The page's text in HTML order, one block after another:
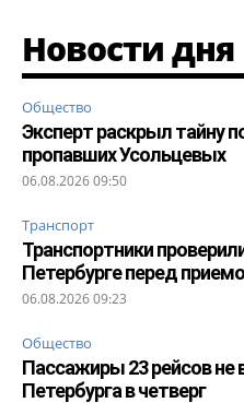
Новости дня
Общество
Эксперт раскрыл тайну
пропавших Усольцевых
06.08.2026 09:50
Транспорт
Транспортники
Петербурге перед
06.08.2026 09:23
Общество
Пассажиры 23 рейсов не
Петербурга в четверг